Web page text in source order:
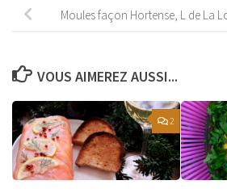
Moules façon Hortense, L de La
VOUS AIMEREZ AUSSI...
2